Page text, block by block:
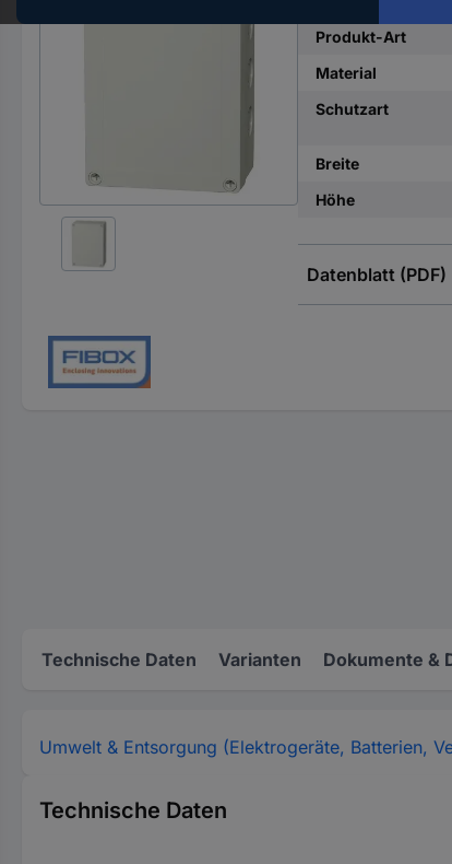
Produkt-Art
Material
Schutzart
Breite
Höhe
Datenblatt (PDF)
Technische Daten Varianten Dokumente &
Umwelt & Entsorgung (Elektrogeräte, Batterien,
Technische Daten